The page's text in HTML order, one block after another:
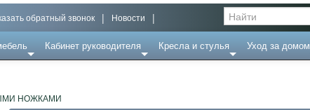
обратный звонок | Новости |
Кабинет руководителя Кресла и стулья Уход за домом
НОЖКАМИ